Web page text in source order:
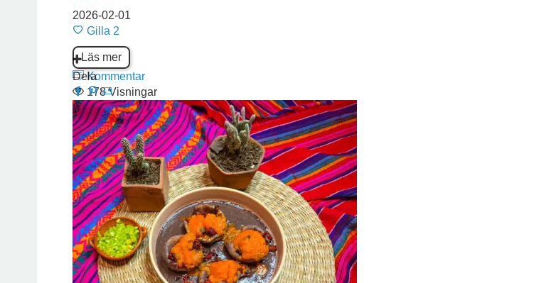
2026-02-01
Gilla 2
Läs mer
Kommentar
178 Visningar
Dela